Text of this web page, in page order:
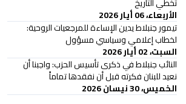
الأربعاء، 06 أيار 2026
تيمور جنبلاط يدين الإساءة للمرجعيات الروحية:
لخطاب إعلامي وسياسي مسؤول
السبت، 02 أيار 2026
النائب جنبلاط في ذكرى تأسيس الحزب: واجبنا أن
نعيد للبنان فكرته قبل أن نفقدها تماماً
الخميس، 30 نيسان 2026